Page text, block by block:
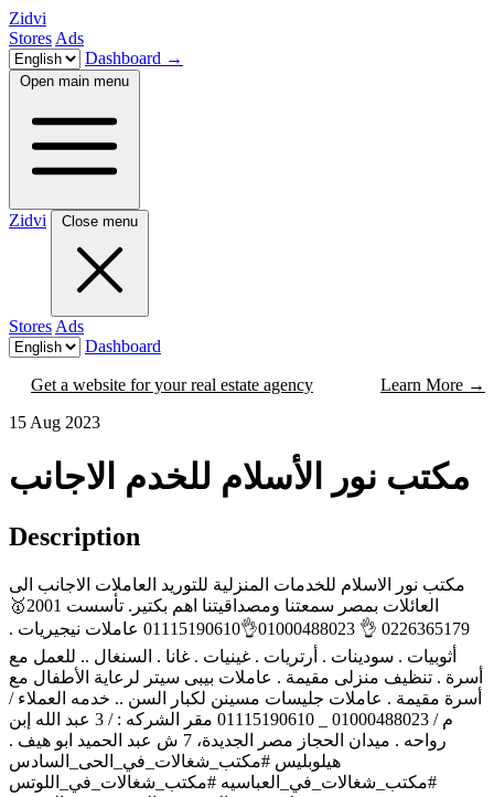
Zidvi
Stores Ads
Dashboard →
Open main menu
Zidvi Close menu
Stores Ads
Dashboard
Get a website for your real estate agency Learn More →
15 Aug 2023
مكتب نور الأسلام للخدم الاجانب
Description
مكتب نور الاسلام للخدمات المنزلية للتوريد العاملات الاجانب الى
العائلات بمصر سمعتنا ومصداقيتنا اهم بكتير. تأسست 2001🥇
0226365179 👌 01000488023👌01115190610 عاملات نيجيريات .
أثوبيات . سودينات . أرتريات . غينيات . غانا . السنغال .. للعمل مع
أسرة . تنظيف منزلى مقيمة . عاملات بيبى سيتر لرعاية الأطفال مع
أسرة مقيمة . عاملات جليسات مسينن لكبار السن .. خدمه العملاء /
م / 01000488023 _ 01115190610 مقر الشركه : / 3 عبد الله إبن
رواحه . ميدان الحجاز مصر الجديدة، 7 ش عبد الحميد ابو هيف .
هيلوبليس #مكتب_شغالات_في_الحى_السادس
#مكتب_شغالات_في_العباسيه #مكتب_شغالات_في_اللوتس